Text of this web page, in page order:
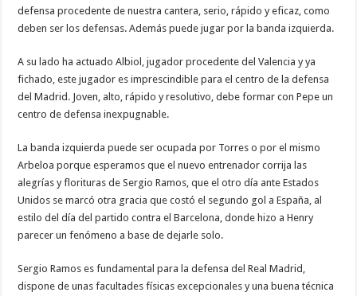
defensa procedente de nuestra cantera, serio, rápido y eficaz, como
deben ser los defensas. Además puede jugar por la banda izquierda.
A su lado ha actuado Albiol, jugador procedente del Valencia y ya
fichado, este jugador es imprescindible para el centro de la defensa
del Madrid. Joven, alto, rápido y resolutivo, debe formar con Pepe un
centro de defensa inexpugnable.
La banda izquierda puede ser ocupada por Torres o por el mismo
Arbeloa porque esperamos que el nuevo entrenador corrija las
alegrías y florituras de Sergio Ramos, que el otro día ante Estados
Unidos se marcó otra gracia que costó el segundo gol a España, al
estilo del día del partido contra el Barcelona, donde hizo a Henry
parecer un fenómeno a base de dejarle solo.
Sergio Ramos es fundamental para la defensa del Real Madrid,
dispone de unas facultades físicas excepcionales y una buena técnica